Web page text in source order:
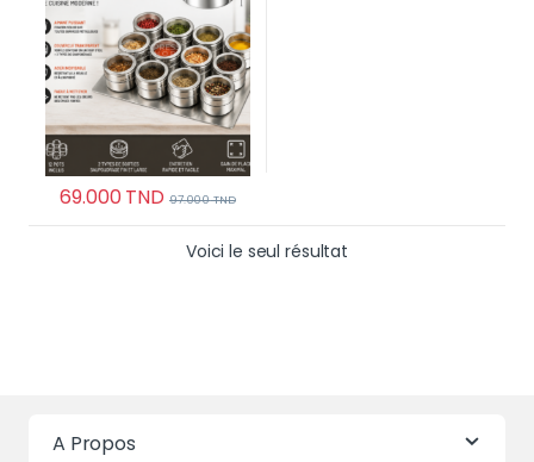
69.000TND 97.000TND
Voici le seul résultat
A Propos